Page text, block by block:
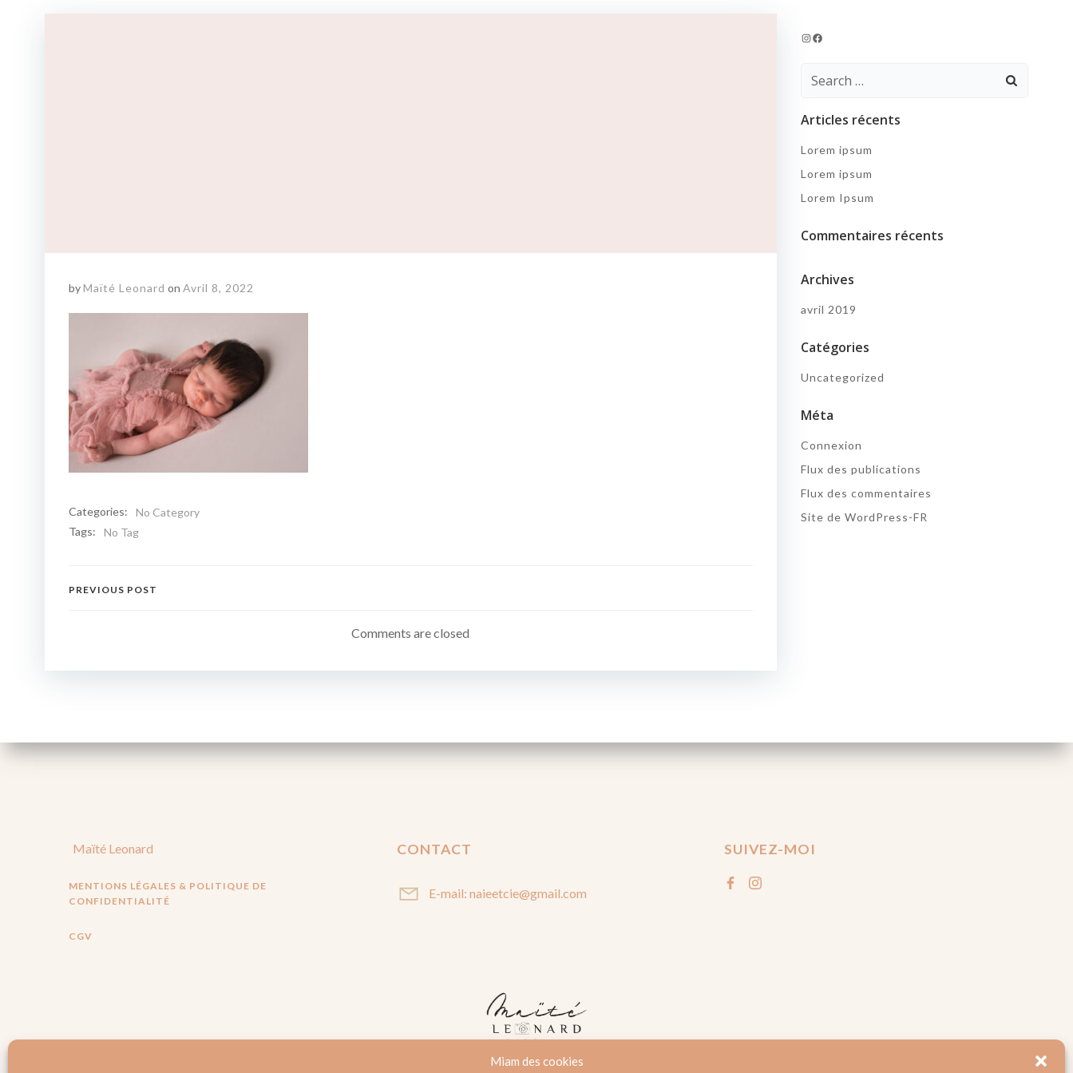
Miam des cookies
byMaïté Leonard on Avril 8, 2022
Categories:
No Category
Tags:
No Tag
Navigation
l’article
PREVIOUS POST
Comments are closed
Instagram
Facebook
Search
Articles récents
Lorem ipsum
Lorem ipsum
Lorem Ipsum
Commentaires récents
Archives
avril 2019
Catégories
Uncategorized
Méta
Connexion
Flux des publications
Flux des commentaires
Site de WordPress-FR
Maïté Leonard
MENTIONS LÉGALES & POLITIQUE DE
CONFIDENTIALITÉ
CGV
CONTACT
E-mail: naieetcie@gmail.com
SUIVEZ-MOI